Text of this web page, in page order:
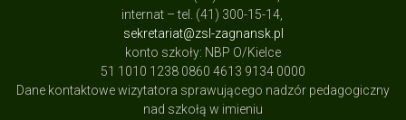
internat – tel. (41) 300-15-14,
sekretariat@zsl-zagnansk.pl
konto szkoły: NBP O/Kielce
51 1010 1238 0860 4613 9134 0000
Dane kontaktowe wizytatora sprawującego nadzór pedagogiczny
nad szkołą w imieniu